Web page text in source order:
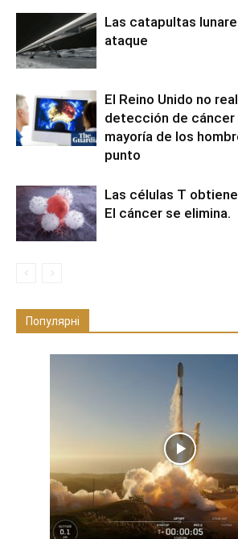
Las catapultas
ataque
El Reino Unido no
detección de cáncer
mayoría de los
punto
Las células T
El cáncer se elimina.
Популярні